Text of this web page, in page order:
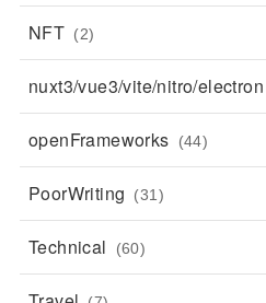
NFT (2)
nuxt3/vue3/vite/nitro/electron
openFrameworks (44)
PoorWriting (31)
Technical (60)